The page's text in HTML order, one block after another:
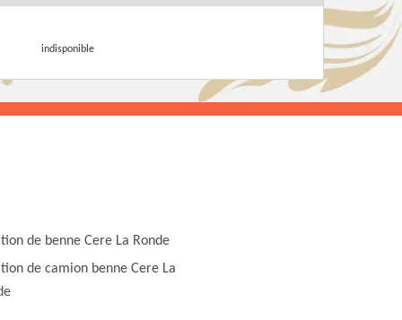
indisponible
de benne Cere La Ronde
de camion benne Cere La